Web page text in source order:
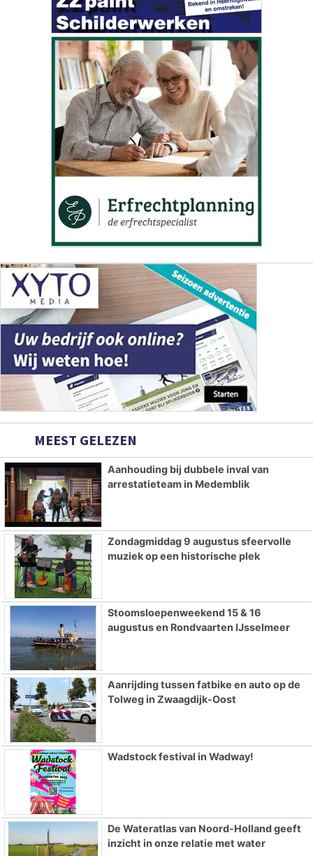
MEEST GELEZEN
Aanhouding bij dubbele inval van
arrestatieteam in Medemblik
Zondagmiddag 9 augustus sfeervolle
muziek op een historische plek
Stoomsloepenweekend 15 & 16
augustus en Rondvaarten IJsselmeer
Aanrijding tussen fatbike en auto op de
Tolweg in Zwaagdijk-Oost
Wadstock festival in Wadway!
De Wateratlas van Noord-Holland geeft
inzicht in onze relatie met water